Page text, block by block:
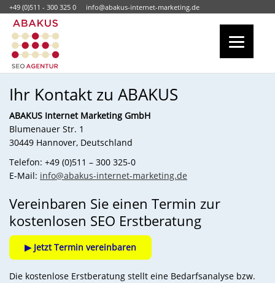
+49 (0)511 - 300 325 0 info@abakus-internet-marketing.de
Ihr Kontakt zu ABAKUS
ABAKUS Internet Marketing GmbH
Blumenauer Str. 1
30449 Hannover, Deutschland
Telefon: +49 (0)511 – 300 325-0
E-Mail: info@abakus-internet-marketing.de
Vereinbaren Sie einen Termin zur
kostenlosen SEO Erstberatung
▶ Jetzt Termin vereinbaren
Die kostenlose Erstberatung stellt eine Bedarfsanalyse bzw.